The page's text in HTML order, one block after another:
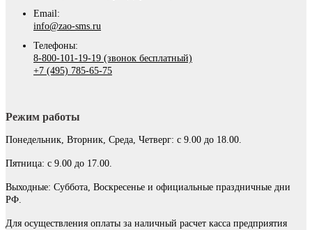
Email:
info@zao-sms.ru
Телефоны:
8-800-101-19-19 (звонок бесплатный)
+7 (495) 785-65-75
Режим работы
Понедельник, Вторник, Среда, Четверг: с 9.00 до 18.00.
Пятница: с 9.00 до 17.00.
Выходные: Суббота, Воскресенье и официальные праздничные дни
РФ.
Для осуществления оплаты за наличный расчет касса предприятия